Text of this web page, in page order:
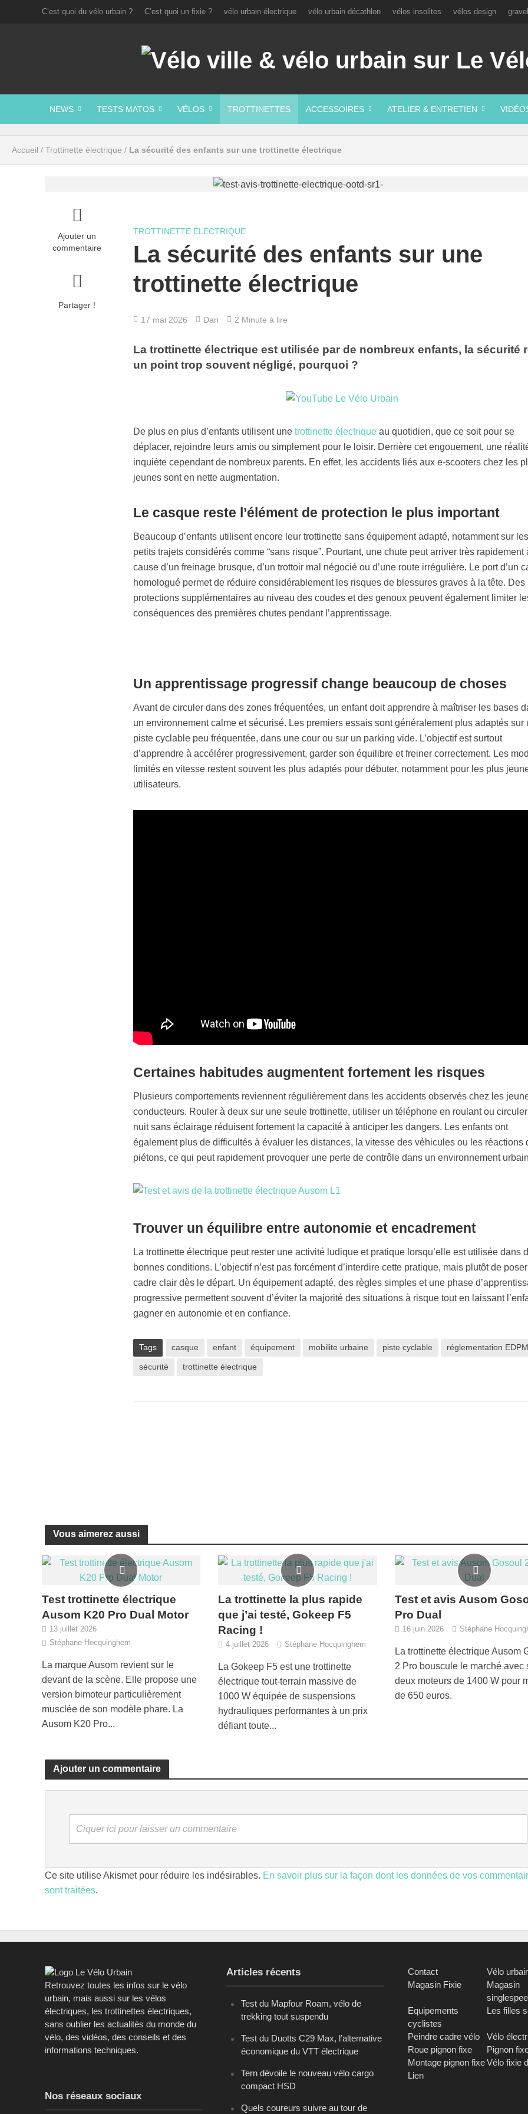
C’est quoi du vélo urbain ? C’est quoi un fixie ? vélo urbain électrique vélo urbain décathlon vélos insolites vélos design gravel
NEWS TESTS MATOS VÉLOS TROTTINETTES ACCESSOIRES ATELIER & ENTRETIEN
Accueil / Trottinette électrique / La sécurité des enfants sur une trottinette électrique
Ajouter un
commentaire
Partager !
TROTTINETTE ÉLECTRIQUE
La sécurité des enfants sur une
trottinette électrique
17 mai 2026 Dan 2 Minute à lire
La trottinette électrique est utilisée par de nombreux enfants, la sécurité
un point trop souvent négligé, pourquoi ?
De plus en plus d’enfants utilisent une trottinette électriqueau quotidien, que ce soit pour se
déplacer, rejoindre leurs amis ou simplement pour le loisir. Derrière cet engouement, une
inquiète cependant de nombreux parents. En effet, les accidents liés aux e-scooters chez les
jeunes sont en nette augmentation.
Le casque reste l’élément de protection le plus important
Beaucoup d’enfants utilisent encore leur trottinette sans équipement adapté, notamment sur les
petits trajets considérés comme “sans risque”. Pourtant, une chute peut arriver très rapidement
cause d’un freinage brusque, d’un trottoir mal négocié ou d’une route irrégulière. Le port d’un
homologué permet de réduire considérablement les risques de blessures graves à la tête. Des
protections supplémentaires au niveau des coudes et des genoux peuvent également limiter
conséquences des premières chutes pendant l’apprentissage.
Un apprentissage progressif change beaucoup de choses
Avant de circuler dans des zones fréquentées, un enfant doit apprendre à maîtriser les bases
un environnement calme et sécurisé. Les premiers essais sont généralement plus adaptés sur
piste cyclable peu fréquentée, dans une cour ou sur un parking vide. L’objectif est surtout
d’apprendre à accélérer progressivement, garder son équilibre et freiner correctement. Les
limités en vitesse restent souvent les plus adaptés pour débuter, notamment pour les plus
utilisateurs.
Certaines habitudes augmentent fortement les risques
Plusieurs comportements reviennent régulièrement dans les accidents observés chez les
conducteurs. Rouler à deux sur une seule trottinette, utiliser un téléphone en roulant ou
nuit sans éclairage réduisent fortement la capacité à anticiper les dangers. Les enfants ont
également plus de difficultés à évaluer les distances, la vitesse des véhicules ou les réactions
piétons, ce qui peut rapidement provoquer une perte de contrôle dans un environnement
Trouver un équilibre entre autonomie et encadrement
La trottinette électrique peut rester une activité ludique et pratique lorsqu’elle est utilisée dans
bonnes conditions. L’objectif n’est pas forcément d’interdire cette pratique, mais plutôt de
cadre clair dès le départ. Un équipement adapté, des règles simples et une phase
progressive permettent souvent d’éviter la majorité des situations à risque tout en laissant
gagner en autonomie et en confiance.
Tags casque enfant équipement mobilite urbaine piste cyclable réglementation EDPM
sécurité trottinette électrique
Vous aimerez aussi
Test trottinette électrique
Ausom K20 Pro Dual Motor
13 juillet 2026
Stéphane Hocquinghem
La marque Ausom revient sur le
devant de la scène. Elle propose une
version bimoteur particulièrement
musclée de son modèle phare. La
Ausom K20 Pro...
La trottinette la plus rapide
que j’ai testé, Gokeep F5
Racing !
4 juillet 2026 Stéphane Hocquinghem
La Gokeep F5 est une trottinette
électrique tout-terrain massive de
1000 W équipée de suspensions
hydrauliques performantes à un prix
défiant toute...
Test et avis Ausom
Pro Dual
16 juin 2026 Stéphane
La trottinette électrique Ausom
2 Pro bouscule le marché avec
deux moteurs de 1400 W pour
de 650 euros.
Ajouter un commentaire
Ciquer ici pour laisser un commentaire
Ce site utilise Akismet pour réduire les indésirables. En savoir plus sur la façon dont les données de vos
sont traitées.
Retrouvez toutes les infos sur le vélo
urbain, mais aussi sur les vélos
électriques, les trottinettes électriques,
sans oublier les actualités du monde du
vélo, des vidéos, des conseils et des
informations techniques.
Nos réseaux sociaux
Articles récents
Test du Mapfour Roam, vélo de
trekking tout suspendu
Test du Duotts C29 Max, l’alternative
économique du VTT électrique
Tern dévoile le nouveau vélo cargo
compact HSD
Quels coureurs suivre au tour de
Contact
Vélo
Magasin Fixie
Magasin
Equipements
cyclistes
Les filles
Peindre cadre vélo
Vélo
Roue pignon fixe
Pignon
Montage pignon fixeVélo fixie
Lien